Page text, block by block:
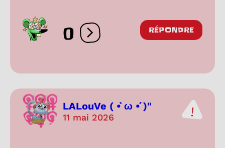
0 Ouvrir les réactions
RÉPONDRE
LALouVe ( •̀ ω •́ )"
11 mai 2026